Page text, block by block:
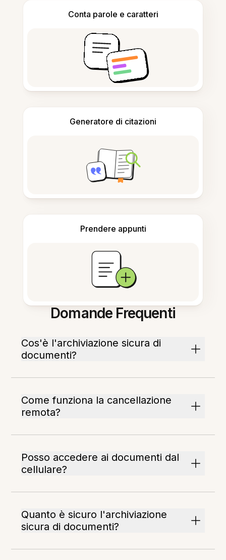
Conta parole e caratteri
Generatore di citazioni
Prendere appunti
Domande Frequenti
Cos'è l'archiviazione sicura di
documenti?
Come funziona la cancellazione
remota?
Posso accedere ai documenti dal
cellulare?
Quanto è sicuro l'archiviazione
sicura di documenti?